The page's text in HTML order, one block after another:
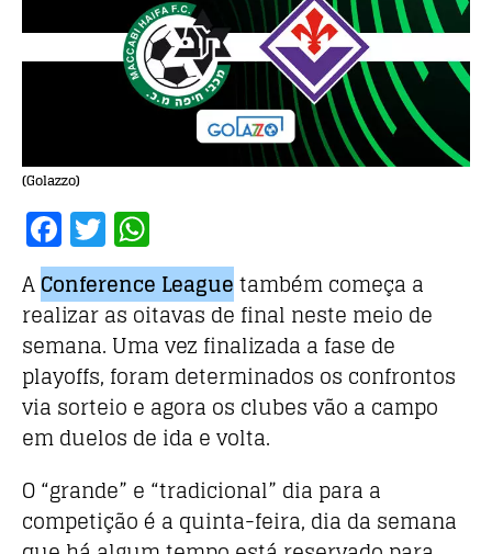
(Golazzo)
F
a
c
e
b
o
o
k
T
w
it
te
r
h
at
s
A
p
p
AConference Leaguetambém começa a
realizar as oitavas de final neste meio de
semana. Uma vez finalizada a fase de
playoffs, foram determinados os confrontos
via sorteio e agora os clubes vão a campo
em duelos de ida e volta.
O “grande” e “tradicional” dia para a
competição é a quinta-feira, dia da semana